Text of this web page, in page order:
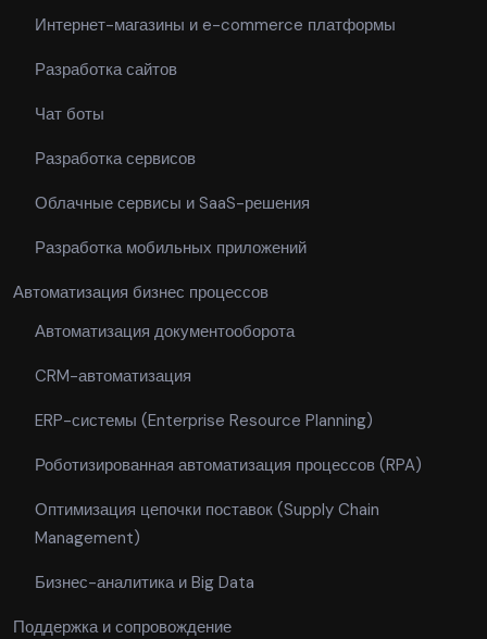
Интернет-магазины и e-commerce платформы
Разработка сайтов
Чат боты
Разработка сервисов
Облачные сервисы и SaaS-решения
Разработка мобильных приложений
Автоматизация бизнес процессов
Автоматизация документооборота
CRM-автоматизация
ERP-системы (Enterprise Resource Planning)
Роботизированная автоматизация процессов (RPA)
Оптимизация цепочки поставок (Supply Chain
Management)
Бизнес-аналитика и Big Data
Поддержка и сопровождение